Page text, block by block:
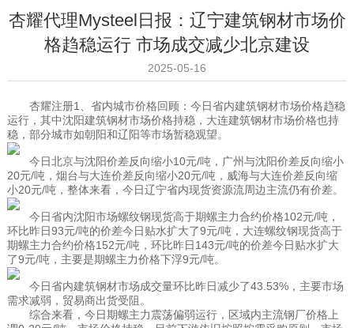
杏耀代理Mysteel日报：辽宁建筑钢材市场价
格趋稳运行 市场成交减少北京建设
2025-05-16
杏耀注册1、省内城市价格回顾：今日省内建筑钢材市场价格趋稳
运行，其中沈阳建筑钢材市场价格持稳，大连建筑钢材市场价格也持
稳，部分城市如朝阳和辽阳等市场暂稳观望。
今日北京与沈阳价差反向缩小10元/吨，广州与沈阳价差反向缩小
20元/吨，烟台与大连价差反向缩小20元/吨，威海与大连价差反向缩
小20元/吨，整体来看，今日辽宁省内现货资源流周边主流仍有价差。
今日省内沈阳市场螺纹钢现货高于期螺主力合约价格102元/吨，
环比昨日93元/吨的价差今日贴水扩大了9元/吨，大连螺纹钢现货高于
期螺主力合约价格152元/吨，环比昨日143元/吨的价差今日贴水扩大
了9元/吨，主要是期螺主力价格下浮9元/吨。
今日省内建筑钢材市场成交量环比昨日减少了43.53%，主要市场
需求减弱，贸易商出货受阻。
综合来看，今日期螺主力震荡偏弱运行，区域内主流钢厂价格上